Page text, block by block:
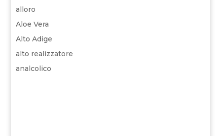
alloro
Aloe Vera
Alto Adige
alto realizzatore
analcolico